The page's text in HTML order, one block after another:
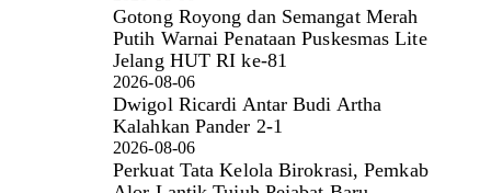
Gotong Royong dan Semangat Merah
Putih Warnai Penataan Puskesmas Lite
Jelang HUT RI ke-81
2026-08-06
Dwigol Ricardi Antar Budi Artha
Kalahkan Pander 2-1
2026-08-06
Perkuat Tata Kelola Birokrasi, Pemkab